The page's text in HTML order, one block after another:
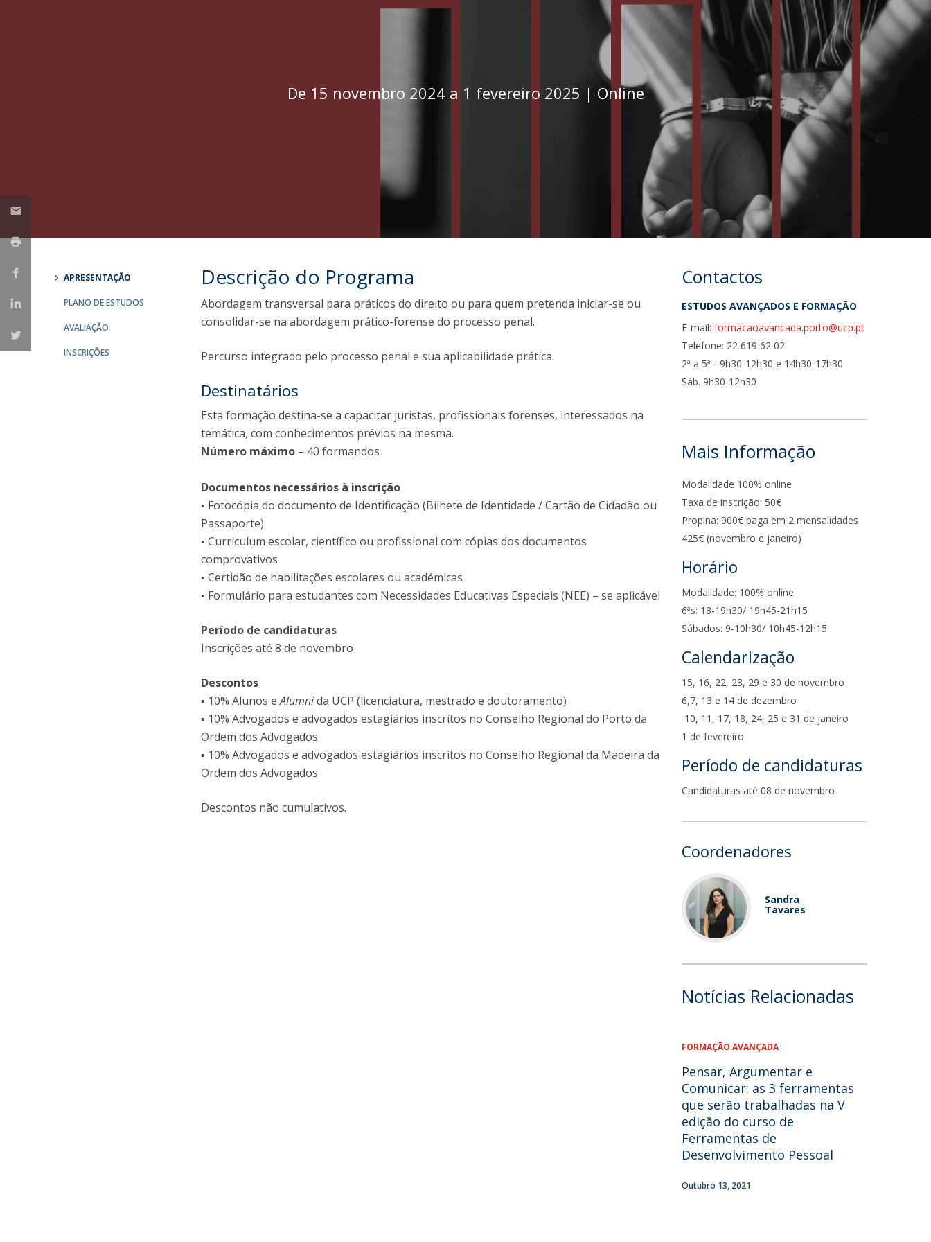
Ofertas de Emprego
De 15 novembro 2024 a 1 fevereiro 2025 | Online
APRESENTAÇÃO
PLANO DE ESTUDOS
AVALIAÇÃO
INSCRIÇÕES
Descrição do Programa
Abordagem transversal para práticos do direito ou para quem pretenda iniciar-se ou
consolidar-se na abordagem prático-forense do processo penal.
Percurso integrado pelo processo penal e sua aplicabilidade prática.
Destinatários
Esta formação destina-se a capacitar juristas, profissionais forenses, interessados na
temática, com conhecimentos prévios na mesma.
Número máximo – 40 formandos
Documentos necessários à inscrição
▪ Fotocópia do documento de Identificação (Bilhete de Identidade / Cartão de Cidadão ou
Passaporte)
▪ Curriculum escolar, científico ou profissional com cópias dos documentos
comprovativos
▪ Certidão de habilitações escolares ou académicas
▪ Formulário para estudantes com Necessidades Educativas Especiais (NEE) – se aplicável
Período de candidaturas
Inscrições até 8 de novembro
Descontos
▪ 10% Alunos eAlumnida UCP (licenciatura, mestrado e doutoramento)
▪ 10% Advogados e advogados estagiários inscritos no Conselho Regional do Porto da
Ordem dos Advogados
▪ 10% Advogados e advogados estagiários inscritos no Conselho Regional da Madeira da
Ordem dos Advogados
Descontos não cumulativos.
Contactos
ESTUDOS AVANÇADOS E FORMAÇÃO
E-mail:formacaoavancada.porto@ucp.pt
Telefone: 22 619 62 02
2ª a 5ª - 9h30-12h30 e 14h30-17h30
Sáb. 9h30-12h30
Mais Informação
Modalidade 100% online
Taxa de inscrição: 50€
Propina: 900€ paga em 2 mensalidades
425€ (novembro e janeiro)
Horário
Modalidade: 100% online
6ªs: 18-19h30/ 19h45-21h15
Sábados: 9-10h30/ 10h45-12h15.
Calendarização
15, 16, 22, 23, 29 e 30 de novembro
6,7, 13 e 14 de dezembro
10, 11, 17, 18, 24, 25 e 31 de janeiro
1 de fevereiro
Período de candidaturas
Candidaturas até 08 de novembro
Coordenadores
Sandra
Tavares
Notícias Relacionadas
FORMAÇÃO AVANÇADA
Pensar, Argumentar e
Comunicar: as 3 ferramentas
que serão trabalhadas na V
edição do curso de
Ferramentas de
Desenvolvimento Pessoal
Outubro 13, 2021